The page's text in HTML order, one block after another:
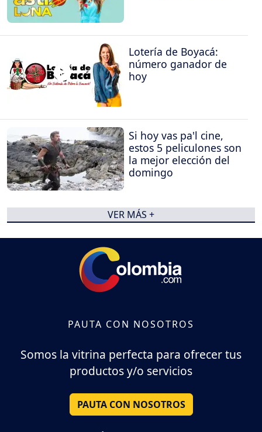
Lotería de Boyacá:
número ganador de
hoy
Si hoy vas pa'l cine,
estos 5 peliculones son
la mejor elección del
domingo
VER MÁS +
PAUTA CON NOSOTROS
Somos la vitrina perfecta para ofrecer tus
productos y/o servicios
PAUTA CON NOSOTROS